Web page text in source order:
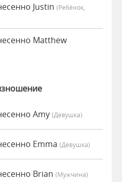
Justin (Ребёнок,
Matthew
Amy (девушка)
Emma (девушка)
Brian (мужчина)